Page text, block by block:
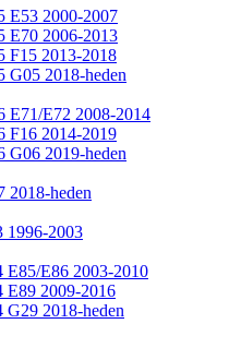
E53 2000-2007
E70 2006-2013
F15 2013-2018
2018-heden
E71/E72 2008-2014
F16 2014-2019
2019-heden
heden
2003
E86 2003-2010
2009-2016
2018-heden